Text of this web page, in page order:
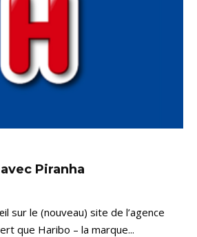
Piranha
sur le (nouveau) site de l’agence
que Haribo – la marque...